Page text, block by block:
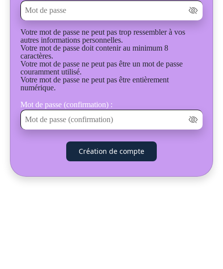
Votre mot de passe ne peut pas trop ressembler à vos
autres informations personnelles.
Votre mot de passe doit contenir au minimum 8
caractères.
Votre mot de passe ne peut pas être un mot de passe
couramment utilisé.
Votre mot de passe ne peut pas être entièrement
numérique.
Mot de passe (confirmation) :
Création de compte